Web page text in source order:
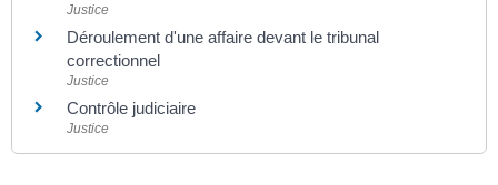
Justice
Déroulement d'une affaire devant le tribunal
correctionnel
Justice
Contrôle judiciaire
Justice